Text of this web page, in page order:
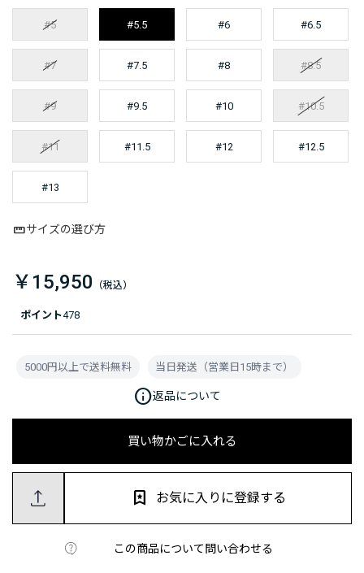
ポイント478
#5 #5.5 #6 #6.5
#7 #7.5 #8 #8.5
#9 #9.5 #10 #10.5
#11 #11.5 #12 #12.5
#13
サイズの選び方
￥15,950
買い物かごに入れる
この商品について問い合わせる
お気に入りに登録する
5000円以上で送料無料 当日発送（営業日15時まで）
info返品について